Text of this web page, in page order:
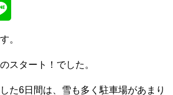
。
スタート！でした。
た6日間は、雪も多く駐車場があまり